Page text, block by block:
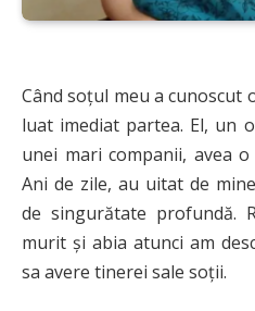
Când soțul meu a cunoscut
luat imediat partea. El, un
unei mari companii, avea
Ani de zile, au uitat de
de singurătate profundă.
murit și abia atunci am
sa avere tinerei sale soții.